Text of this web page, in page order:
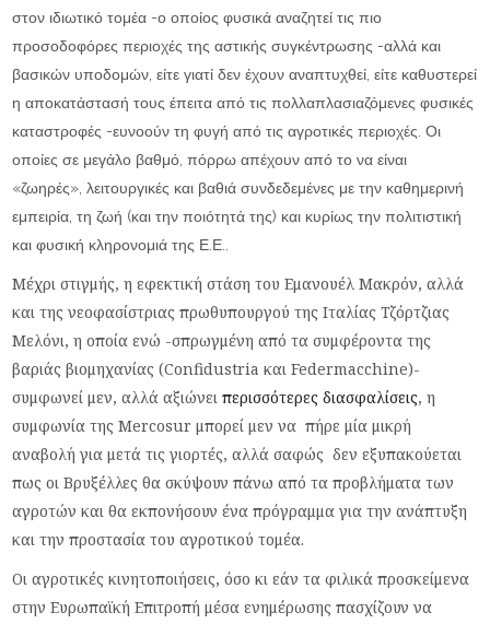
στον ιδιωτικό τομέα -ο οποίος φυσικά αναζητεί τις πιο
προσοδοφόρες περιοχές της αστικής συγκέντρωσης -αλλά και
βασικών υποδομών, είτε γιατί δεν έχουν αναπτυχθεί, είτε καθυστερεί
η αποκατάστασή τους έπειτα από τις πολλαπλασιαζόμενες φυσικές
καταστροφές -ευνοούν τη φυγή από τις αγροτικές περιοχές. Οι
οποίες σε μεγάλο βαθμό, πόρρω απέχουν από το να είναι
«ζωηρές», λειτουργικές και βαθιά συνδεδεμένες με την καθημερινή
εμπειρία, τη ζωή (και την ποιότητά της) και κυρίως την πολιτιστική
και φυσική κληρονομιά της Ε.Ε..
Μέχρι στιγμής, η εφεκτική στάση του Εμανουέλ Μακρόν, αλλά
και της νεοφασίστριας πρωθυπουργού της Ιταλίας Τζόρτζιας
Μελόνι, η οποία ενώ -σπρωγμένη από τα συμφέροντα της
βαριάς βιομηχανίας (Confidustria και Federmacchine)-
συμφωνεί μεν, αλλά αξιώνειπερισσότερες διασφαλίσεις, η
συμφωνία της Mercosur μπορεί μεν να πήρε μία μικρή
αναβολή για μετά τις γιορτές, αλλά σαφώς δεν εξυπακούεται
πως οι Βρυξέλλες θα σκύψουν πάνω από τα προβλήματα των
αγροτών και θα εκπονήσουν ένα πρόγραμμα για την ανάπτυξη
και την προστασία του αγροτικού τομέα.
Οι αγροτικές κινητοποιήσεις, όσο κι εάν τα φιλικά προσκείμενα
στην Ευρωπαϊκή Επιτροπή μέσα ενημέρωσης πασχίζουν να